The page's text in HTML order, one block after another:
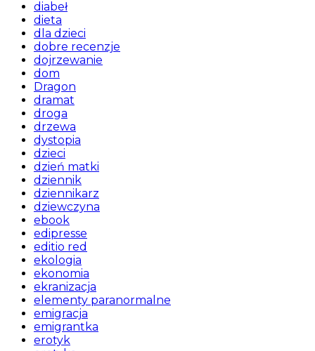
diabeł
dieta
dla dzieci
dobre recenzje
dojrzewanie
dom
Dragon
dramat
droga
drzewa
dystopia
dzieci
dzień matki
dziennik
dziennikarz
dziewczyna
ebook
edipresse
editio red
ekologia
ekonomia
ekranizacja
elementy paranormalne
emigracja
emigrantka
erotyk